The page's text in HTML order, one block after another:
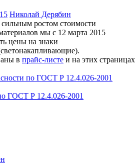
Николай Дерябин
ростом стоимости
мы с 12 марта 2015
цены на знаки
в прайс-листе и на этих страницах
по ГОСТ Р 12.4.026-2001
ГОСТ Р 12.4.026-2001